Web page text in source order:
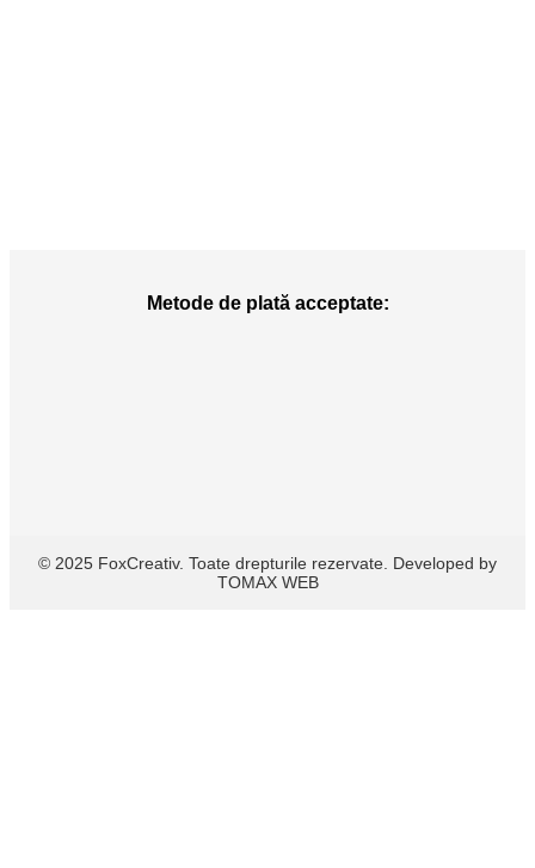
Metode de plată acceptate:
© 2025 FoxCreativ. Toate drepturile rezervate. Developed by
TOMAX WEB